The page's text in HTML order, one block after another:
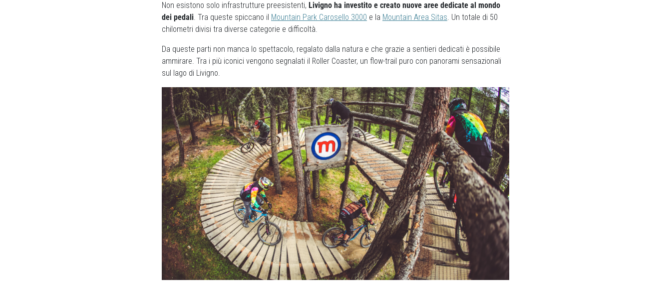
Non esistono solo infrastrutture preesistenti, Livigno ha investito e creato nuove aree dedicate al mondo
dei pedali. Tra queste spiccano il Mountain Park Carosello 3000 e la Mountain Area Sitas. Un totale di 50
chilometri divisi tra diverse categorie e difficoltà.
Da queste parti non manca lo spettacolo, regalato dalla natura e che grazie a sentieri dedicati è possibile
ammirare. Tra i più iconici vengono segnalati il Roller Coaster, un flow-trail puro con panorami sensazionali
sul lago di Livigno.